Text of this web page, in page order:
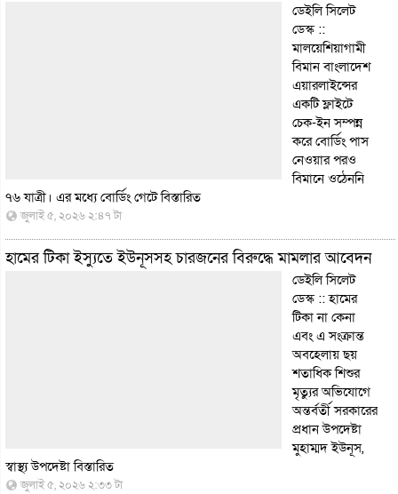
ডেইলি সিলেট
ডেস্ক ::
মালয়েশিয়াগামী
বিমান বাংলাদেশ
এয়ারলাইন্সের
একটি ফ্লাইটে
চেক-ইন সম্পন্ন
করে বোর্ডিং পাস
নেওয়ার পরও
বিমানে ওঠেননি
৭৬ যাত্রী। এর মধ্যে বোর্ডিং গেটেবিস্তারিত
জুলাই ৫, ২০২৬ ২:৪৭ টা
হামের টিকা ইস্যুতে ইউনূসসহ চারজনের বিরুদ্ধে মামলার আবেদন
ডেইলি সিলেট
ডেস্ক :: হামের
টিকা না কেনা
এবং এ সংক্রান্ত
অবহেলায় ছয়
শতাধিক শিশুর
মৃত্যুর অভিযোগে
অন্তর্বর্তী সরকারের
প্রধান উপদেষ্টা
মুহাম্মদ ইউনূস,
স্বাস্থ্য উপদেষ্টাবিস্তারিত
জুলাই ৫, ২০২৬ ২:৩৩ টা